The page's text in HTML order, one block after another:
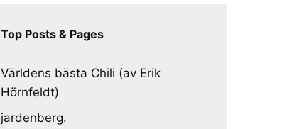
Top Posts & Pages
Världens bästa Chili (av Erik
Hörnfeldt)
jardenberg.